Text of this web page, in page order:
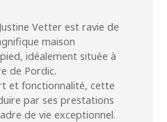
Vetter est ravie de
maison
idéalement située à
de Pordic.
et fonctionnalité, cette
par ses prestations
de vie exceptionnel.